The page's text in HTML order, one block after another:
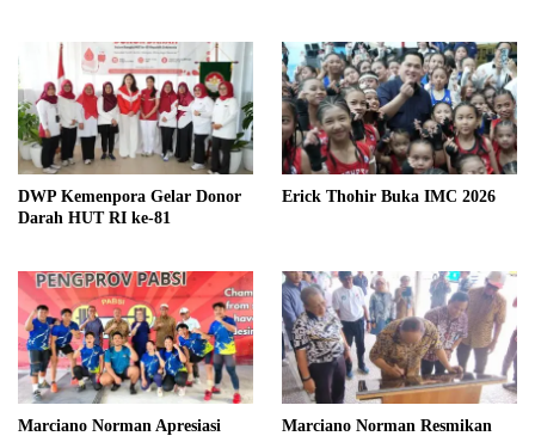
DWP Kemenpora Gelar Donor
Darah HUT RI ke-81
Erick Thohir Buka IMC 2026
Marciano Norman Apresiasi
Marciano Norman Resmikan